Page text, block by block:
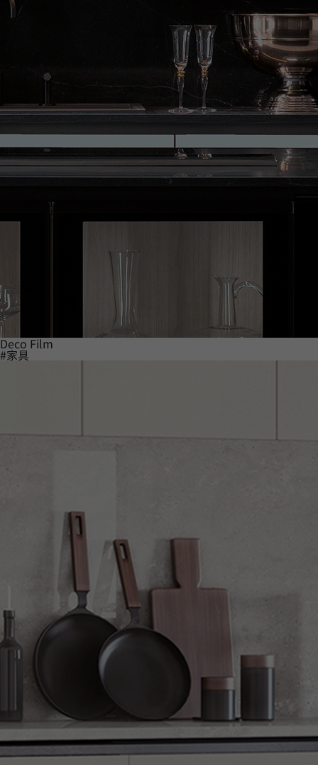
Deco Film
#家具